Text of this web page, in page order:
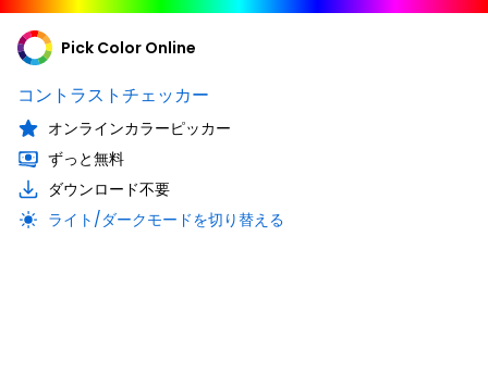
Pick Color Online
コントラストチェッカー
オンラインカラーピッカー
ずっと無料
ダウンロード不要
ライト/ダークモードを切り替える